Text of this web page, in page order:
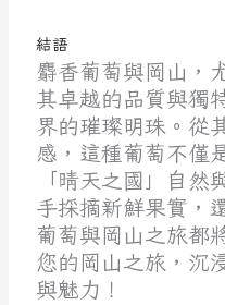
結語
麝香葡萄與岡山 ，
其卓越的品質與獨
界的璀璨明珠。從
感，這種葡萄不僅
「晴天之國」自
手採摘新鮮果實，
葡萄與岡山之旅都
您的岡山之旅，沉
與魅力！